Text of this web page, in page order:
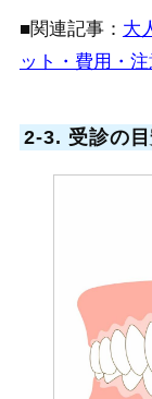
■関連記事： 大
ット・費用・
2-3. 受診の